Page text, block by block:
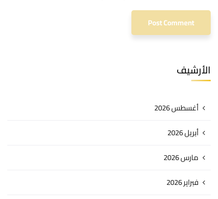
الأرشيف
أغسطس 2026
أبريل 2026
مارس 2026
فبراير 2026